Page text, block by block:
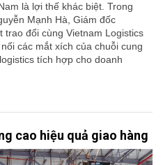
là lợi thế khác biệt. Trong
Mạnh Hà, Giám đốc
trao đổi cùng Vietnam Logistics
các mắt xích của chuỗi cung
tích hợp cho doanh
cao hiệu quả giao hàng